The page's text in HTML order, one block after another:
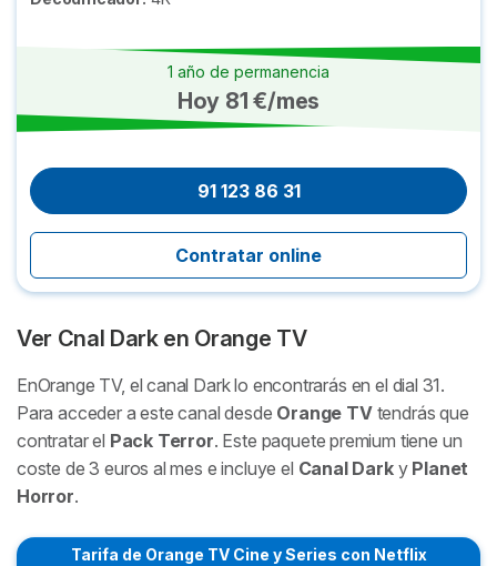
1 año de permanencia
Hoy 81 €/mes
91 123 86 31
Contratar online
Ver Cnal Dark en Orange TV
EnOrange TV, el canal Dark lo encontrarás en el dial 31.
Para acceder a este canal desde Orange TVtendrás que
contratar el Pack Terror. Este paquete premium tiene un
coste de 3 euros al mes e incluye el Canal Darky Planet
Horror.
Tarifa de Orange TV Cine y Series con Netflix